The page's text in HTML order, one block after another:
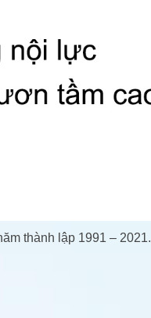
thành lập 1991 – 2021.